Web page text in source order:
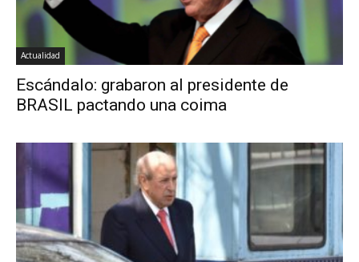
Actualidad
Escándalo: grabaron al presidente de
BRASIL pactando una coima